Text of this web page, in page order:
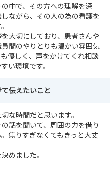
第4土曜日に開催中！
の上、お申込みください。
い方は個別対応も可能で
。
中で、その方への理解を深
ながら、その人の為の看護を
大切にしており、患者さんや
間のやりとりも温かい雰囲気
優しく、声をかけてくれ相談
い環境です。
伝えたいこと
な時間だと思います。
話を聞いて、周囲の力を借り
焦りすぎなくてもきっと大丈
めました。